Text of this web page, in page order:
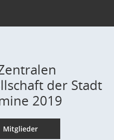
der Stadt
2019
Mitglieder